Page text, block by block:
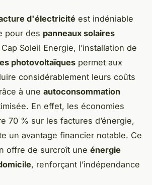
d'électricité est indéniable
pour des panneaux solaires
Soleil Energie, l’installation de
photovoltaïques permet aux
considérablement leurs coûts
à une autoconsommation
En effet, les économies
70 % sur les factures d’énergie,
un avantage financier notable. Ce
offre de surcroît une énergie
, renforçant l’indépendance